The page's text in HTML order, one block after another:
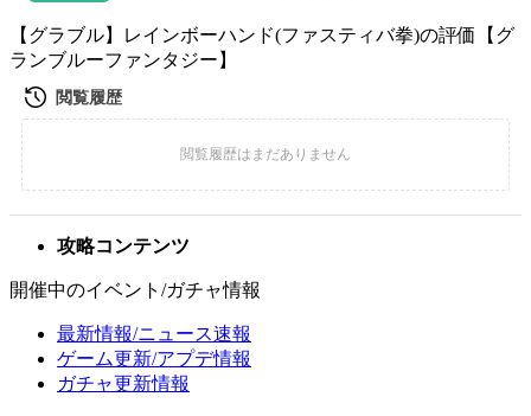
【グラブル】レインボーハンド(ファスティバ拳)の評価【グ
ランブルーファンタジー】
攻略コンテンツ
開催中のイベント/ガチャ情報
最新情報/ニュース速報
ゲーム更新/アプデ情報
ガチャ更新情報